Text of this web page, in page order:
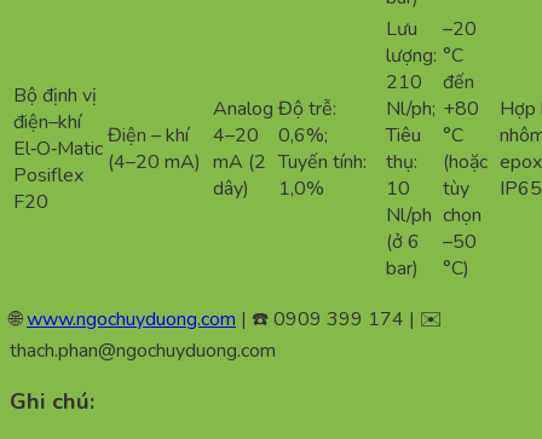
Bộ định vị
điện–khí
El‑O‑Matic
Posiflex
F20
Điện – khí
(4–20 mA)
Analog
4–20
mA (2
dây)
Độ trễ:
0,6%;
Tuyến tính:
1,0%
Lưu
lượng:
210
Nl/ph;
Tiêu
thụ:
10
Nl/ph
(ở 6
bar)
–20
°C
đến
+80
°C
(hoặc
tùy
chọn
–50
°C)
Hợp
🌐www.ngochuyduong.com | ☎️ 0909 399 174 | ✉️
thach.phan@ngochuyduong.com
Ghi chú: